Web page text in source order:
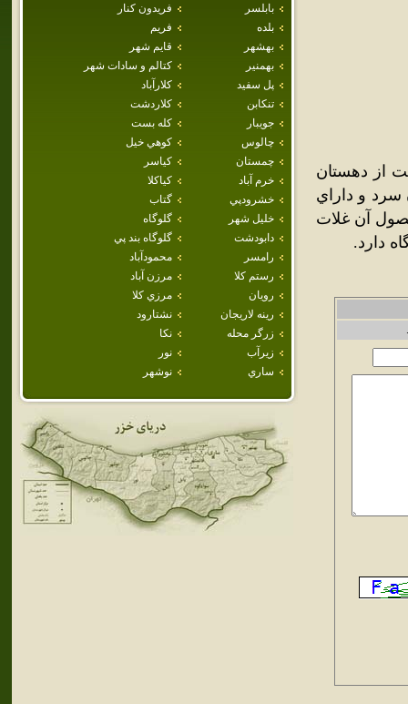
بابلسر
فريدون كنار
بلده
فريم
بهشهر
قايم شهر
بهمنير
كتالم و سادات شهر
پل سفيد
كلارآباد
تنكابن
كلاردشت
جويبار
كله بست
چالوس
كوهي خيل
چمستان
كياسر
خرم آباد
كياكلا
خشرودپي
گتاب
خليل شهر
گلوگاه
دابودشت
گلوگاه بند پي
رامسر
محمودآباد
رستم كلا
مرزن آباد
رويان
مرزي كلا
رينه لاريجان
نشتارود
زرگر محله
نكا
زيرآب
نور
ساري
نوشهر
از دهستان
هواي آن سرد و داراي
آن غلات
دارد.